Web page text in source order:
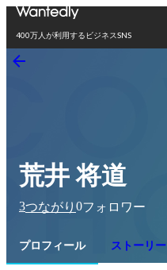
400万人が利用するビジネスSNS
荒井 将道
3つながり 0フォロワー
プロフィール ストーリー